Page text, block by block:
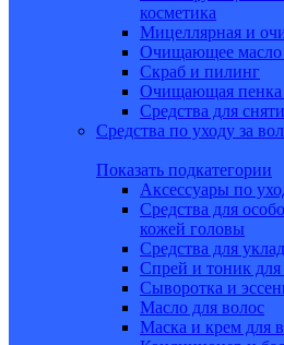
косметика
Мицеллярная и
Очищающее масло
Скраб и пилинг
Очищающая пенка
Средства для
Средства по уходу за
Показать подкатегории
Аксессуары по
Средства для
кожей головы
Средства для
Спрей и тоник для
Сыворотка и
Масло для волос
Маска и крем для